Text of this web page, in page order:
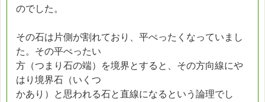
のでした。
その石は片側が割れており、平ぺったくなっていまし
た。その平ぺったい
方（つまり石の端）を境界とすると、その方向線にや
はり境界石（いくつ
かあり）と思われる石と直線になるという論理でし